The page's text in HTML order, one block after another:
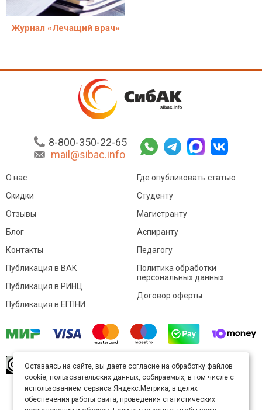
Журнал «Лечащий врач»
8-800-350-22-65
mail@sibac.info
О нас
Скидки
Отзывы
Блог
Контакты
Где опубликовать статью
Студенту
Магистранту
Аспиранту
Педагогу
Публикация в ВАК
Публикация в РИНЦ
Публикация в ЕГПНИ
Политика обработки
персональных данных
Договор оферты
произведение доступно полицензии Creative
Commons «Attribution» («Атрибуция») 4.0
Непортированная.
Карта сайта
Оставаясь на сайте, вы даете согласие на обработку файлов
cookie, пользовательских данных, собираемых, в том числе с
использованием сервиса Яндекс.Метрика, в целях
обеспечения работы сайта, проведения статистических